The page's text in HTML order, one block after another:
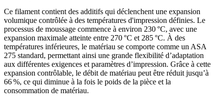
Ce filament contient des additifs qui déclenchent une expansion
volumique contrôlée à des températures d'impression définies. Le
processus de moussage commence à environ 230 °C, avec une
expansion maximale atteinte entre 270 °C et 285 °C. À des
températures inférieures, le matériau se comporte comme un ASA
275 standard, permettant ainsi une grande flexibilité d’adaptation
aux différentes exigences et paramètres d’impression. Grâce à cette
expansion contrôlable, le débit de matériau peut être réduit jusqu’à
66 %, ce qui diminue à la fois le poids de la pièce et la
consommation de matériau.